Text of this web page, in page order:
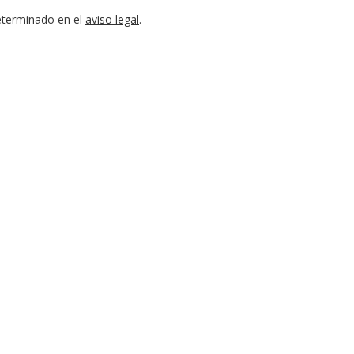
en el aviso legal.